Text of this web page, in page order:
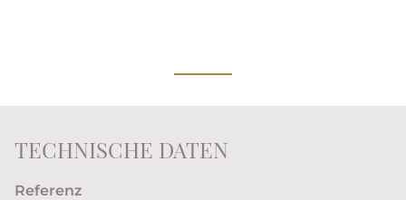
TECHNISCHE DATEN
Referenz